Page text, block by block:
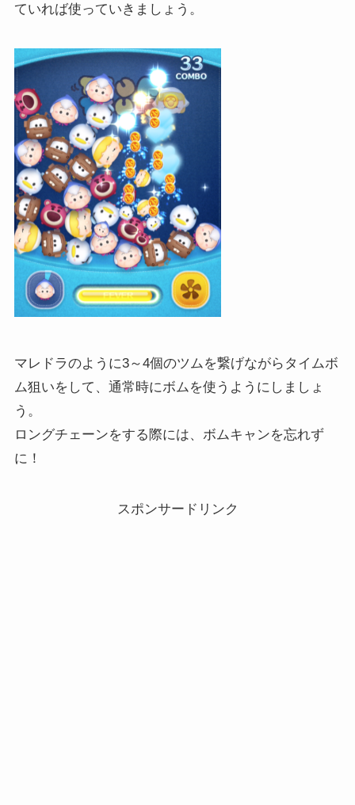
ていれば使っていきましょう。
マレドラのように3～4個のツムを繋げながらタイムボ
ム狙いをして、通常時にボムを使うようにしましょ
う。
ロングチェーンをする際には、ボムキャンを忘れず
に！
スポンサードリンク